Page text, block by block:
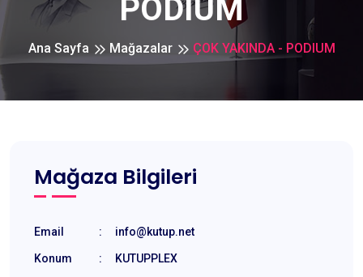
PODIUM
Ana Sayfa Mağazalar ÇOK YAKINDA - PODIUM
Mağaza Bilgileri
Email : info@kutup.net
Konum : KUTUPPLEX